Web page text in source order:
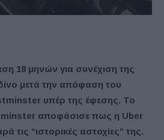
18 μηνών για συνέχιση της
μετά την απόφαση του
υπέρ της έφεσης. Το
αποφάσισε πως η Uber
τις “ιστορικές αστοχίες” της.